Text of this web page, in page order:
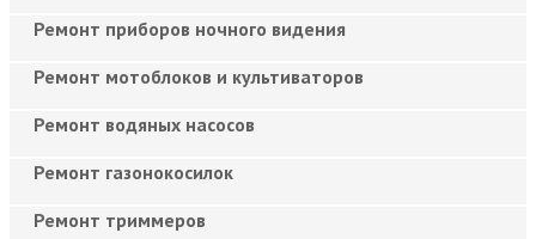
Ремонт приборов ночного видения
Ремонт мотоблоков и культиваторов
Ремонт водяных насосов
Ремонт газонокосилок
Ремонт триммеров